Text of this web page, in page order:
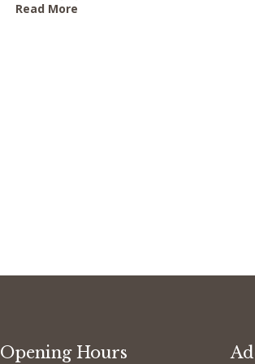
Read More
Opening Hours